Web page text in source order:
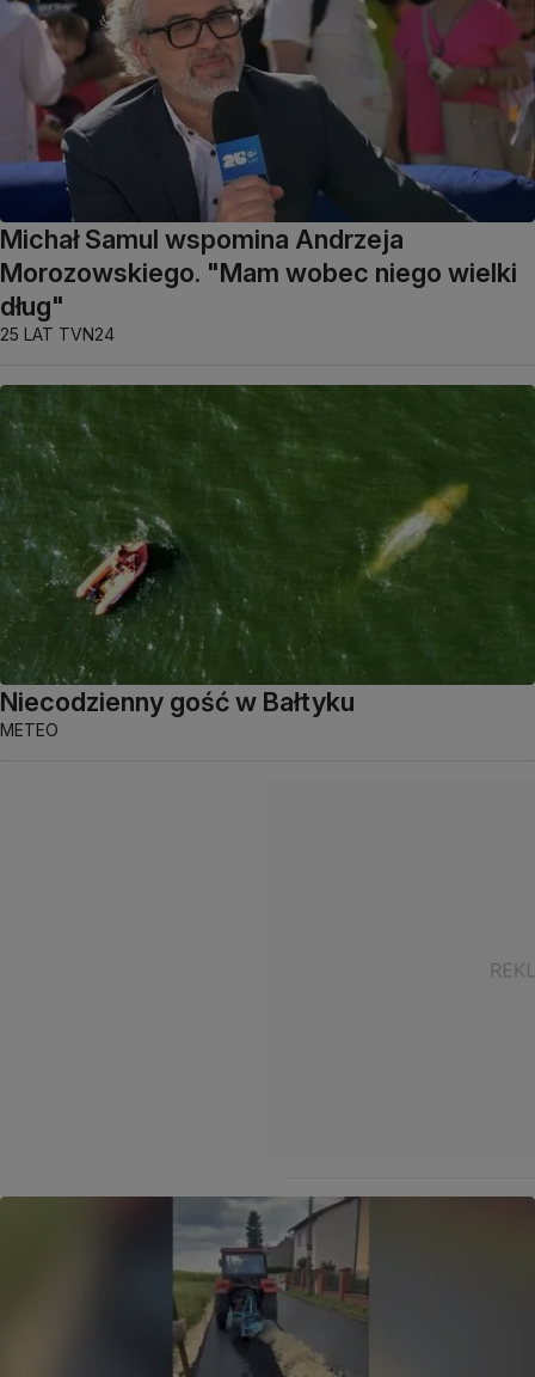
Michał Samul wspomina Andrzeja
Morozowskiego. "Mam wobec niego wielki
dług"
25 LAT TVN24
Niecodzienny gość w Bałtyku
METEO